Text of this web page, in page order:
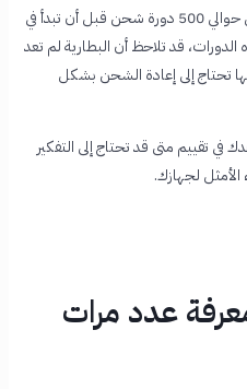
بشكل عام، البطاريات مصممة لتحمل حوالي 500 دورة شحن قبل أن تبدأ في
قد تلاحظ أن البطارية لم تعد
تحتاج إلى إعادة الشحن بشكل
تقييم متى قد تحتاج إلى التفكير
الأمثل لجهازك.
عدد مرات